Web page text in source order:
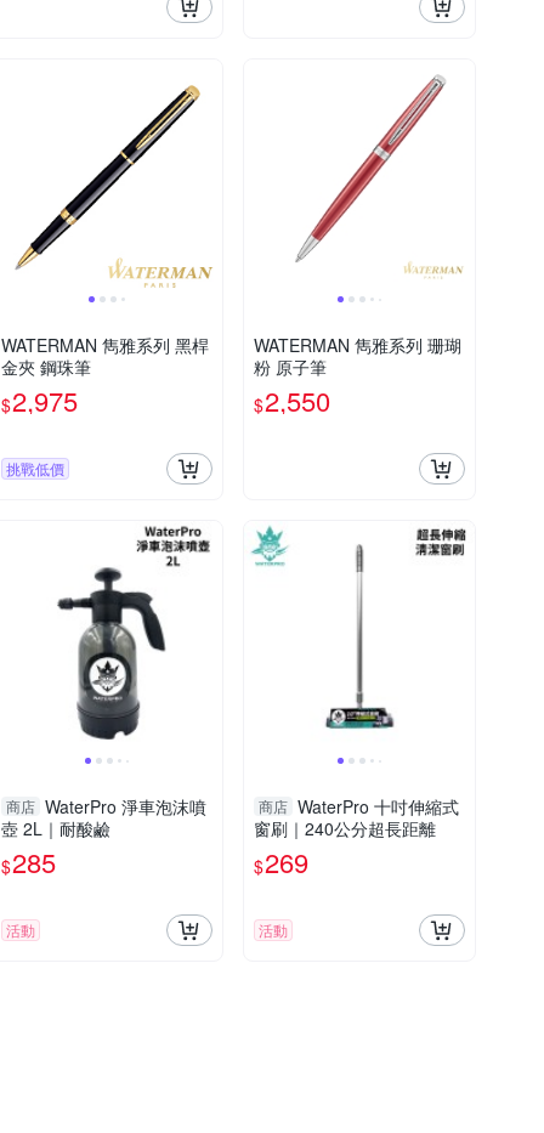
WATERMAN 雋雅系列 黑桿
金夾 鋼珠筆
$2,975
挑戰低價
WATERMAN 雋雅系列 珊瑚
粉 原子筆
$2,550
商店 WaterPro 淨車泡沫噴
壺 2L｜耐酸鹼
$285
活動
商店 WaterPro 十吋伸縮式
窗刷｜240公分超長距離
$269
活動